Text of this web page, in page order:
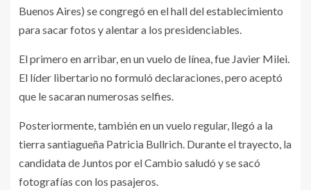
Buenos Aires) se congregó en el hall del establecimiento
para sacar fotos y alentar a los presidenciables.
El primero en arribar, en un vuelo de línea, fue Javier Milei.
El líder libertario no formuló declaraciones, pero aceptó
que le sacaran numerosas selfies.
Posteriormente, también en un vuelo regular, llegó a la
tierra santiagueña Patricia Bullrich. Durante el trayecto, la
candidata de Juntos por el Cambio saludó y se sacó
fotografías con los pasajeros.